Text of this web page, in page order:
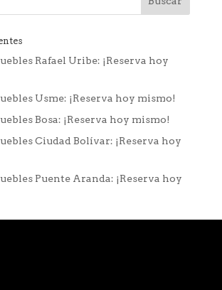
Rafael Uribe: ¡Reserva hoy
Usme: ¡Reserva hoy mismo!
Bosa: ¡Reserva hoy mismo!
Ciudad Bolívar: ¡Reserva hoy
Puente Aranda: ¡Reserva hoy